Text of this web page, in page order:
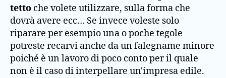
tetto che volete utilizzare, sulla forma che
dovrà avere ecc… Se invece voleste solo
riparare per esempio una o poche tegole
potreste recarvi anche da un falegname minore
poiché è un lavoro di poco conto per il quale
non è il caso di interpellare un'impresa edile.